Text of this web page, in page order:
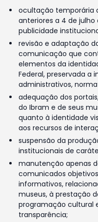
ocultação temporária
anteriores a 4 de
publicidade
revisão e adaptação
comunicação que
elementos da
Federal, preservada a
administrativos,
adequação dos
do Ibram e de seus
quanto à identidade
aos recursos de
suspensão da
institucionais de
manutenção apenas
comunicados
informativos,
museus, à prestação
programação cultural
transparência;